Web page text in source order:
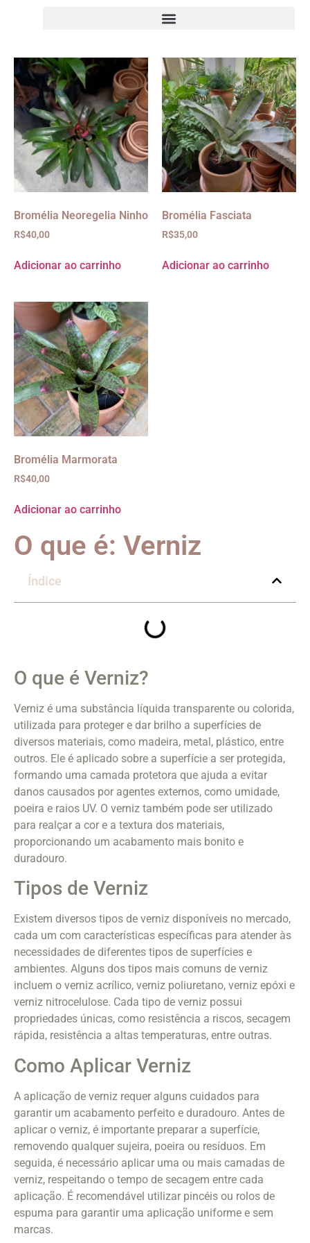
Bromélia Neoregelia Ninho
R$40,00
Adicionar ao carrinho
Bromélia Fasciata
R$35,00
Adicionar ao carrinho
Bromélia Marmorata
R$40,00
Adicionar ao carrinho
O que é: Verniz
Índice
O que é Verniz?
Verniz é uma substância líquida transparente ou colorida,
utilizada para proteger e dar brilho a superfícies de
diversos materiais, como madeira, metal, plástico, entre
outros. Ele é aplicado sobre a superfície a ser protegida,
formando uma camada protetora que ajuda a evitar
danos causados por agentes externos, como umidade,
poeira e raios UV. O verniz também pode ser utilizado
para realçar a cor e a textura dos materiais,
proporcionando um acabamento mais bonito e
duradouro.
Tipos de Verniz
Existem diversos tipos de verniz disponíveis no mercado,
cada um com características específicas para atender às
necessidades de diferentes tipos de superfícies e
ambientes. Alguns dos tipos mais comuns de verniz
incluem o verniz acrílico, verniz poliuretano, verniz epóxi e
verniz nitrocelulose. Cada tipo de verniz possui
propriedades únicas, como resistência a riscos, secagem
rápida, resistência a altas temperaturas, entre outras.
Como Aplicar Verniz
A aplicação de verniz requer alguns cuidados para
garantir um acabamento perfeito e duradouro. Antes de
aplicar o verniz, é importante preparar a superfície,
removendo qualquer sujeira, poeira ou resíduos. Em
seguida, é necessário aplicar uma ou mais camadas de
verniz, respeitando o tempo de secagem entre cada
aplicação. É recomendável utilizar pincéis ou rolos de
espuma para garantir uma aplicação uniforme e sem
marcas.